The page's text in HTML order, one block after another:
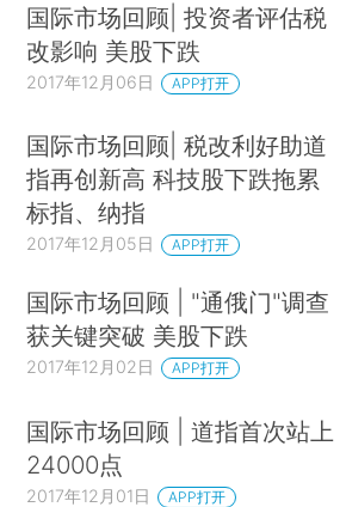
国际市场回顾| 投资者评估税
改影响 美股下跌
2017年12月06日 APP打开
国际市场回顾| 税改利好助道
指再创新高 科技股下跌拖累
标指、纳指
2017年12月05日 APP打开
国际市场回顾 | "通俄门"调查
获关键突破 美股下跌
2017年12月02日 APP打开
国际市场回顾 | 道指首次站上
24000点
2017年12月01日 APP打开